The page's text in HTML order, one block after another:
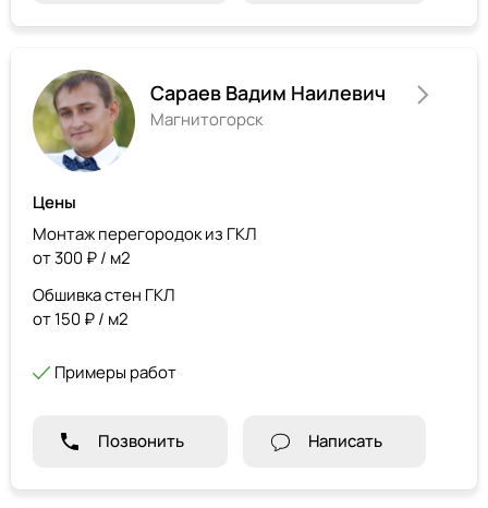
Сараев Вадим Наилевич
Магнитогорск
Цены
Монтаж перегородок из ГКЛ
от 300 ₽ / м2
Обшивка стен ГКЛ
от 150 ₽ / м2
Примеры работ
Позвонить Написать